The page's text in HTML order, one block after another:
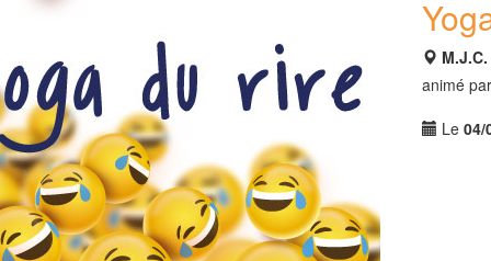
animé
Le04/